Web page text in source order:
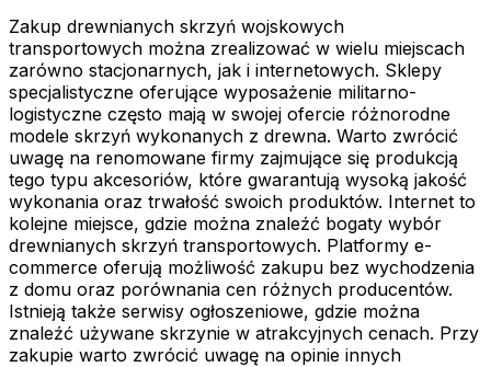
Zakup drewnianych skrzyń wojskowych
transportowych można zrealizować w wielu miejscach
zarówno stacjonarnych, jak i internetowych. Sklepy
specjalistyczne oferujące wyposażenie militarno-
logistyczne często mają w swojej ofercie różnorodne
modele skrzyń wykonanych z drewna. Warto zwrócić
uwagę na renomowane firmy zajmujące się produkcją
tego typu akcesoriów, które gwarantują wysoką jakość
wykonania oraz trwałość swoich produktów. Internet to
kolejne miejsce, gdzie można znaleźć bogaty wybór
drewnianych skrzyń transportowych. Platformy e-
commerce oferują możliwość zakupu bez wychodzenia
z domu oraz porównania cen różnych producentów.
Istnieją także serwisy ogłoszeniowe, gdzie można
znaleźć używane skrzynie w atrakcyjnych cenach. Przy
zakupie warto zwrócić uwagę na opinie innych